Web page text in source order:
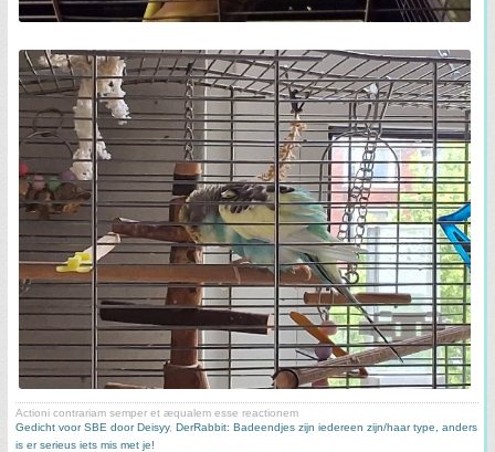
Actioni contrariam semper et æqualem esse reactionem
Gedicht voor SBE door Deisyy, DerRabbit: Badeendjes zijn iedereen zijn/haar type, anders
is er serieus iets mis met je!